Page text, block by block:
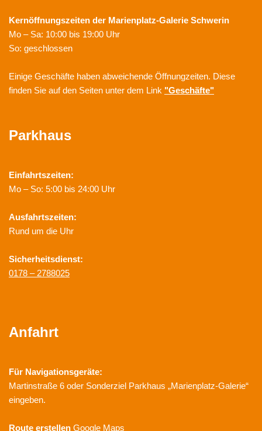
Kernöffnungszeiten der Marienplatz-Galerie Schwerin
Mo – Sa: 10:00 bis 19:00 Uhr
So: geschlossen
Einige Geschäfte haben abweichende Öffnungzeiten. Diese
finden Sie auf den Seiten unter dem Link "Geschäfte"
Parkhaus
Einfahrtszeiten:
Mo – So: 5:00 bis 24:00 Uhr
Ausfahrtszeiten:
Rund um die Uhr
Sicherheitsdienst:
0178 – 2788025
Anfahrt
Für Navigationsgeräte:
Martinstraße 6 oder Sonderziel Parkhaus „Marienplatz-Galerie“
eingeben.
Route erstellen Google Maps